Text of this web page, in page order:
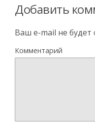
Добавить
Ваш e-mail не будет
Комментарий